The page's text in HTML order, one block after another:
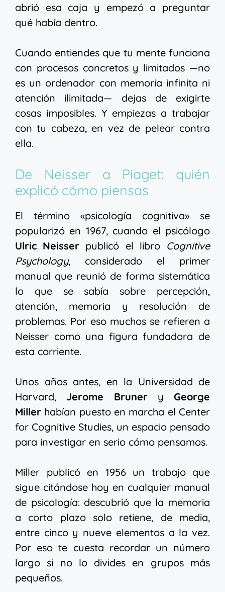
abrió esa caja y empezó a preguntar
qué había dentro.
Cuando entiendes que tu mente funciona
con procesos concretos y limitados —no
es un ordenador con memoria infinita ni
atención ilimitada— dejas de exigirte
cosas imposibles. Y empiezas a trabajar
con tu cabeza, en vez de pelear contra
ella.
De Neisser a Piaget: quién
explicó cómo piensas
El término «psicología cognitiva» se
popularizó en 1967, cuando el psicólogo
Ulric Neisser publicó el libro Cognitive
Psychology, considerado el primer
manual que reunió de forma sistemática
lo que se sabía sobre percepción,
atención, memoria y resolución de
problemas. Por eso muchos se refieren a
Neisser como una figura fundadora de
esta corriente.
Unos años antes, en la Universidad de
Harvard,Jerome Brunery George
Miller habían puesto en marcha el Center
for Cognitive Studies, un espacio pensado
para investigar en serio cómo pensamos.
Miller publicó en 1956 un trabajo que
sigue citándose hoy en cualquier manual
de psicología: descubrió que la memoria
a corto plazo solo retiene, de media,
entre cinco y nueve elementos a la vez.
Por eso te cuesta recordar un número
largo si no lo divides en grupos más
pequeños.